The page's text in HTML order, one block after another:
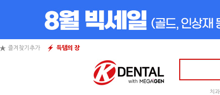
치
즐겨찾기추가 득템의 장